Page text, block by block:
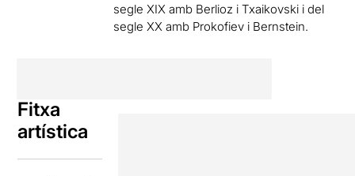
segle XIX amb Berlioz i Txaikovski i del
segle XX amb Prokofiev i Bernstein.
Fitxa
artística